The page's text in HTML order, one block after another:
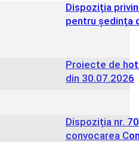
Dispoziția
pentru ședința
Proiecte de
din 30.07.2026
Dispoziția nr.
convocarea